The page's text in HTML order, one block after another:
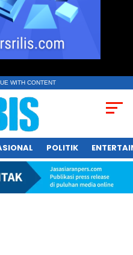
WITH CONTENT
POLITIK